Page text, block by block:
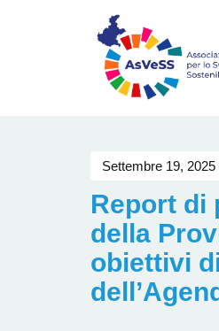
Settembre 19, 2025
Report di
della
obiettivi